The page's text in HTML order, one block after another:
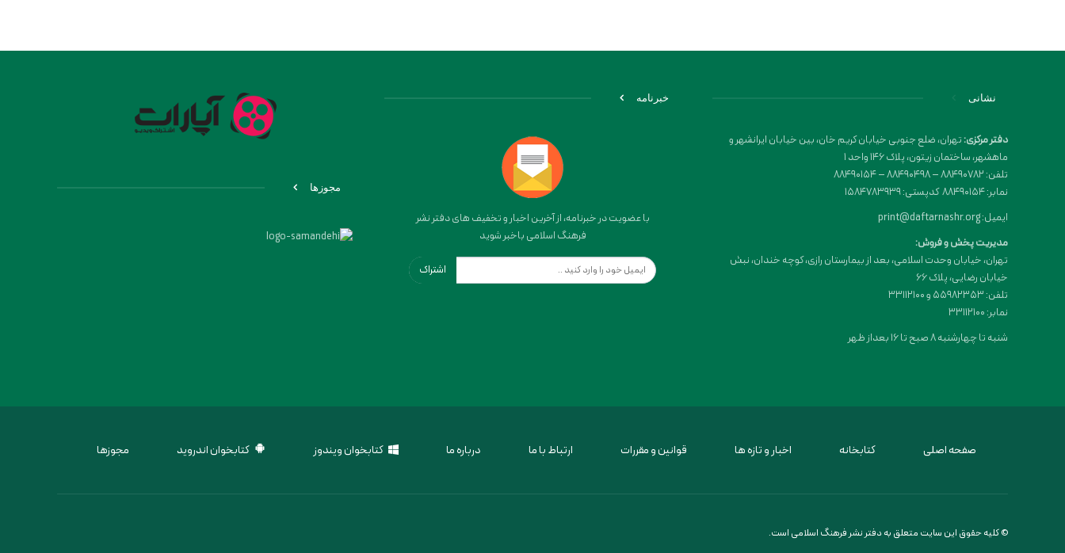
نشانی
دفتر مرکزی:تهران، ضلع جنوبی خیابان کریم خان، بین خیابان ایرانشهر و
ماهشهر، ساختمان زیتون، پلاک 146 واحد 1
تلفن: 88490782 – 88490498 – 88490154
نمابر: 88490154 کدپستی: 1584783939
ایمیل: print@daftarnashr.org
مدیریت پخش و فروش:
تهران، خیابان وحدت اسلامی، بعد از بیمارستان رازی، کوچه خندان، نبش
خیابان رضایی، پلاک ۶۶
تلفن: 55982353 و 33112100
نمابر: 33112100
شنبه تا چهارشنبه 8 صبح تا 16 بعداز ظهر
خبرنامه
با عضویت در خبرنامه، از آخرین اخبار و تخفیف های دفتر نشر
فرهنگ اسلامی باخبر شوید
اشتراک
مجوزها
صفحه اصلی کتابخانه اخبار و تازه ها قوانین و مقررات ارتباط با ما درباره ما کتابخوان ویندوز کتابخوان اندروید مجوزها
© کلیه حقوق این سایت متعلق به دفتر نشر فرهنگ اسلامی است.